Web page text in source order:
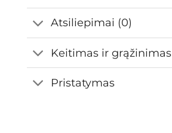
Atsiliepimai (0)
Keitimas ir grąžinimas
Pristatymas